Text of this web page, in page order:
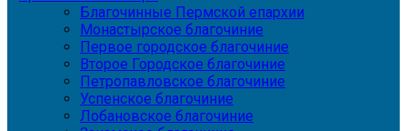
Благочинные Пермской епархии
Монастырское благочиние
Первое городское благочиние
Второе Городское благочиние
Петропавловское благочиние
Успенское благочиние
Лобановское благочиние